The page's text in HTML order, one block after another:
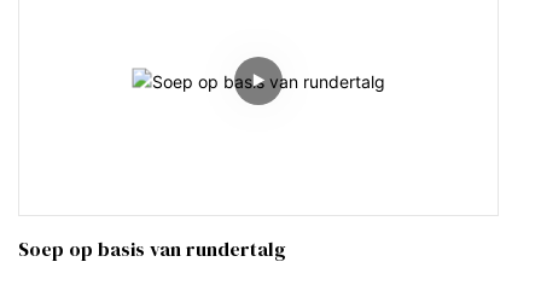
Soep op basis van rundertalg